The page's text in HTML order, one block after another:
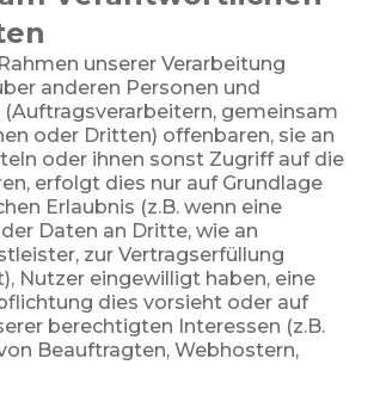
unserer Verarbeitung
anderen Personen und
gemeinsam
oder Dritten) offenbaren, sie an
oder ihnen sonst Zugriff auf die
erfolgt dies nur auf Grundlage
Erlaubnis (z.B. wenn eine
Daten an Dritte, wie an
zur Vertragserfüllung
Nutzer eingewilligt haben, eine
dies vorsieht oder auf
berechtigten Interessen (z.B.
Beauftragten, Webhostern,